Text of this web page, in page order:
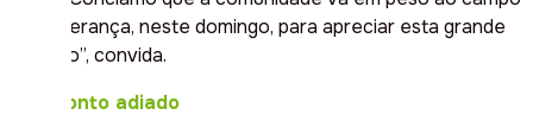
do Esperança, neste domingo, para apreciar esta grande
atração”, convida.
Confronto adiado